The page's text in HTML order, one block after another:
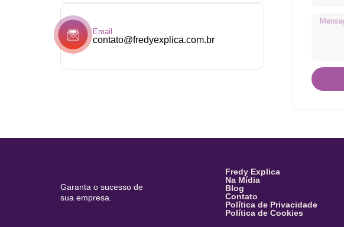
Email
contato@fredyexplica.com.br
Garanta o sucesso de
sua empresa.
Fredy Explica
Na Mídia
Blog
Contato
Política de Privacidade
Política de Cookies